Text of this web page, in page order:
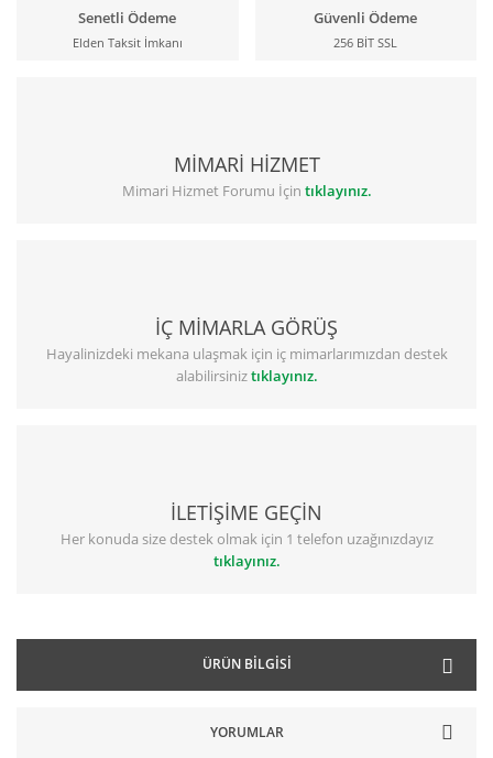
Senetli Ödeme
Elden Taksit İmkanı
Güvenli Ödeme
256 BİT SSL
MİMARİ HİZMET
Mimari Hizmet Forumu İçin tıklayınız.
İÇ MİMARLA GÖRÜŞ
Hayalinizdeki mekana ulaşmak için iç mimarlarımızdan destek
alabilirsiniztıklayınız.
İLETİŞİME GEÇİN
Her konuda size destek olmak için 1 telefon uzağınızdayız
tıklayınız.
ÜRÜN BILGISI
YORUMLAR